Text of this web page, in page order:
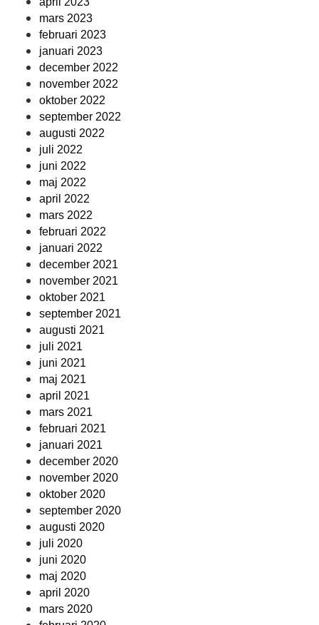
mars 2023
februari 2023
januari 2023
december 2022
november 2022
oktober 2022
september 2022
augusti 2022
juli 2022
juni 2022
maj 2022
april 2022
mars 2022
februari 2022
januari 2022
december 2021
november 2021
oktober 2021
september 2021
augusti 2021
juli 2021
juni 2021
maj 2021
april 2021
mars 2021
februari 2021
januari 2021
december 2020
november 2020
oktober 2020
september 2020
augusti 2020
juli 2020
juni 2020
maj 2020
april 2020
mars 2020